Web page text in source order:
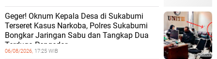
Geger! Oknum Kepala Desa di Sukabumi
Terseret Kasus Narkoba, Polres Sukabumi
Bongkar Jaringan Sabu dan Tangkap Dua
Terduga Pengedar
06/08/2026, 17:25 WIB